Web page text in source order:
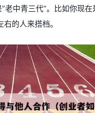
老中青三代“。比如你现在
的人来搭档。